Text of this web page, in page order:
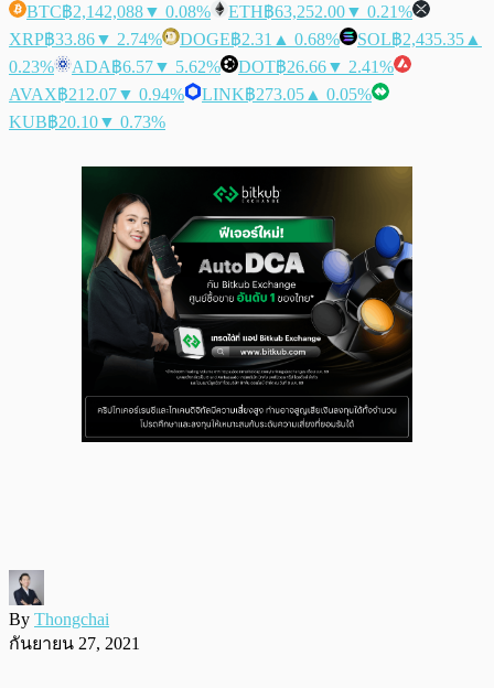
BTC฿2,142,088▼ 0.08% ETH฿63,252.00▼ 0.21%
XRP฿33.86▼ 2.74% DOGE฿2.31 ▲ 0.68% SOL฿2,435.35 ▲
0.23%
ADA฿6.57▼ 5.62% DOT฿26.66▼ 2.41%
AVAX฿212.07▼ 0.94% LINK฿273.05 ▲ 0.05%
KUB฿20.10▼ 0.73%
By Thongchai
กันยายน 27, 2021